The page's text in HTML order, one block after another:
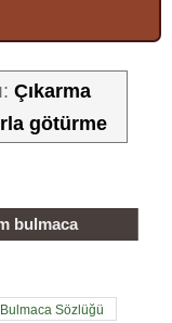
Çıkarma
götürme
bulmaca